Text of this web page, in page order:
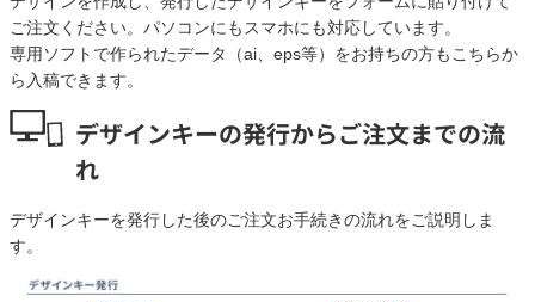
ご注文ください。パソコンにもスマホにも対応しています。
専用ソフトで作られたデータ（ai、eps等）をお持ちの方もこちらか
ら入稿できます。
デザインキーの発行からご注文までの流
れ
デザインキーを発行した後のご注文お手続きの流れをご説明しま
す。